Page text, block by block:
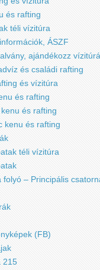
és rafting
téli vízitúra
ÁSZF
ajándékozz
és családi rafting
és vízitúra
és rafting
és rafting
kenu és rafting
téli vízitúra
folyó – Principális
(FB)
215